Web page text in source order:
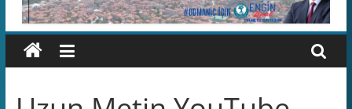
DOMANİÇ
BELEDİYESİ
RESMİ
WEB